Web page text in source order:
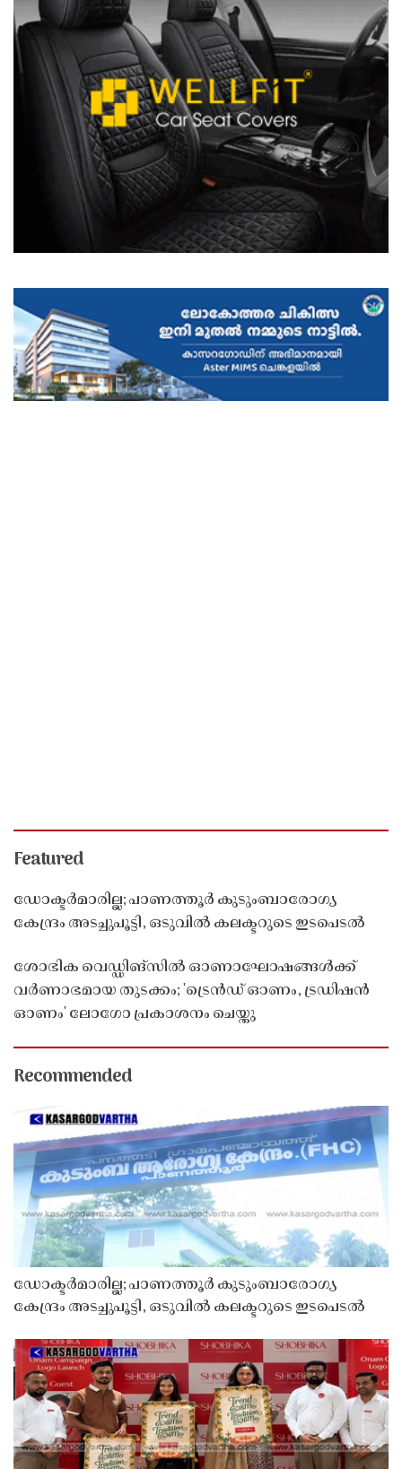
Featured
ഡോക്ടർമാരില്ല; പാണത്തൂർ കുടുംബാരോഗ്യ
കേന്ദ്രം അടച്ചുപൂട്ടി, ഒടുവിൽ കലക്ടറുടെ ഇടപെടൽ
ശോഭിക വെഡ്ഡിങ്സിൽ ഓണാഘോഷങ്ങൾക്ക്
വർണാഭമായ തുടക്കം; 'ട്രെൻഡ് ഓണം, ട്രഡിഷൻ
ഓണം' ലോഗോ പ്രകാശനം ചെയ്തു
Recommended
ഡോക്ടർമാരില്ല; പാണത്തൂർ കുടുംബാരോഗ്യ
കേന്ദ്രം അടച്ചുപൂട്ടി, ഒടുവിൽ കലക്ടറുടെ ഇടപെടൽ